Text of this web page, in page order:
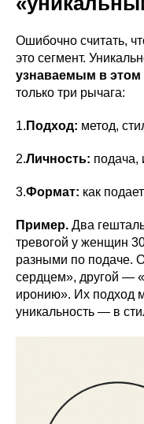
Ошибочно считать,
это сегмент.
узнаваемым в этом
только три рычага:
1. Подход: метод,
2.Личность: подача,
3.Формат: как
Пример. Два
тревогой у женщин
разными по подаче.
сердцем», другой —
иронию». Их подход
уникальность — в